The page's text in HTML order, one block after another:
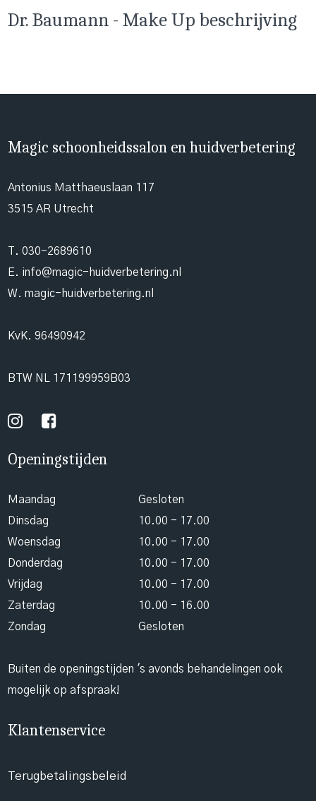
Dr. Baumann - Make Up beschrijving
Magic schoonheidssalon en huidverbetering
Antonius Matthaeuslaan 117
3515 AR Utrecht
T. 030-2689610
E. info@magic-huidverbetering.nl
W. magic-huidverbetering.nl
KvK. 96490942
BTW NL 171199959B03
Openingstijden
Maandag
Gesloten
Dinsdag
10.00 - 17.00
Woensdag
10.00 - 17.00
Donderdag
10.00 - 17.00
Vrijdag
10.00 - 17.00
Zaterdag
10.00 - 16.00
Zondag
Gesloten
Buiten de openingstijden 's avonds behandelingen ook
mogelijk op afspraak!
Klantenservice
Terugbetalingsbeleid